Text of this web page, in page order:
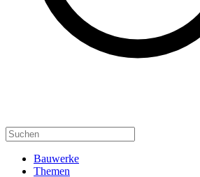
Bauwerke
Themen